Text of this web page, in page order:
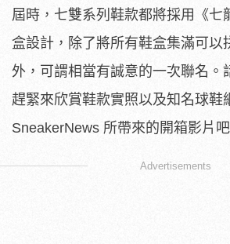
屆時，七雙系列鞋款都將採用《七
盒設計，除了將所有鞋盒集滿可以
外，可謂相當有誠意的一次聯名。
趕緊來欣賞鞋款實照以及知名球鞋
SneakerNews 所帶來的開箱影片吧
Advertisements